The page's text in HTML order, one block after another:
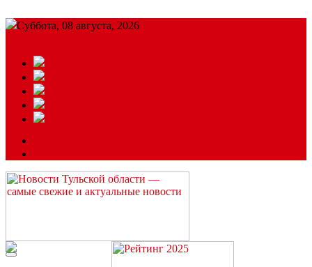
Суббота, 08 августа, 2026
Читайте последние новости дня в Тульской области на сайте
“ЗаНовомосковск”